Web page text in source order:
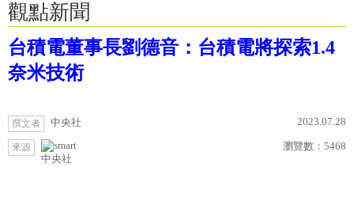
觀點新聞
台積電董事長劉德音：台積電將探索1.4
奈米技術
撰文者 中央社 2023.07.28
來源
中央社
瀏覽數： 5468